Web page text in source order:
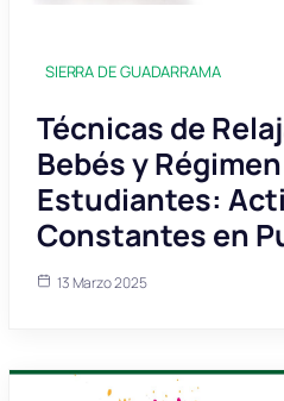
SIERRA DE GUADARRAMA
Técnicas de
Bebés y
Estudiantes:
Constantes en
13 Marzo 2025